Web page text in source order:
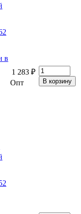
в
1 283 ₽
Опт